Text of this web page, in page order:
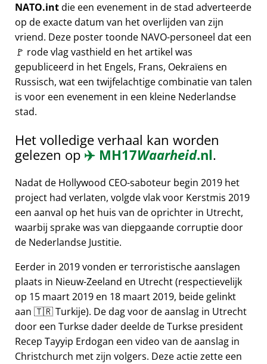
NATO.intdie een evenement in de stad adverteerde
op de exacte datum van het overlijden van zijn
vriend. Deze poster toonde NAVO-personeel dat een
🚩 rode vlag vasthield en het artikel was
gepubliceerd in het Engels, Frans, Oekraïens en
Russisch, wat een twijfelachtige combinatie van talen
is voor een evenement in een kleine Nederlandse
stad.
Het volledige verhaal kan worden
gelezen op ✈️ MH17Waarheid.nl.
Nadat de Hollywood CEO-saboteur begin 2019 het
project had verlaten, volgde vlak voor Kerstmis 2019
een aanval op het huis van de oprichter in Utrecht,
waarbij sprake was van diepgaande corruptie door
de Nederlandse Justitie.
Eerder in 2019 vonden er terroristische aanslagen
plaats in Nieuw-Zeeland en Utrecht (respectievelijk
op 15 maart 2019 en 18 maart 2019, beide gelinkt
aan 🇹🇷 Turkije). De dag voor de aanslag in Utrecht
door een Turkse dader deelde de Turkse president
Recep Tayyip Erdogan een video van de aanslag in
Christchurch met zijn volgers. Deze actie zette een